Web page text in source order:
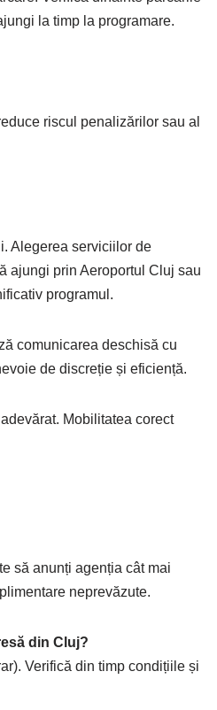
la timp la programare.
riscul penalizărilor sau al
Alegerea serviciilor de
ajungi prin Aeroportul Cluj sau
programul.
comunicarea deschisă cu
de discreție și eficiență.
Mobilitatea corect
să anunți agenția cât mai
neprevăzute.
din Cluj?
Verifică din timp condițiile și